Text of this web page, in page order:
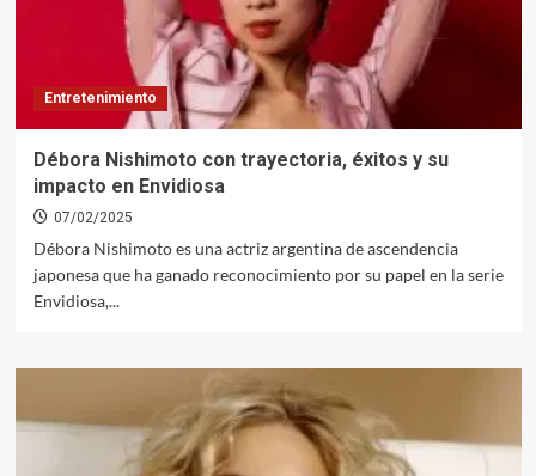
Entretenimiento
Débora Nishimoto con trayectoria, éxitos y su
impacto en Envidiosa
07/02/2025
Débora Nishimoto es una actriz argentina de ascendencia
japonesa que ha ganado reconocimiento por su papel en la serie
Envidiosa,...